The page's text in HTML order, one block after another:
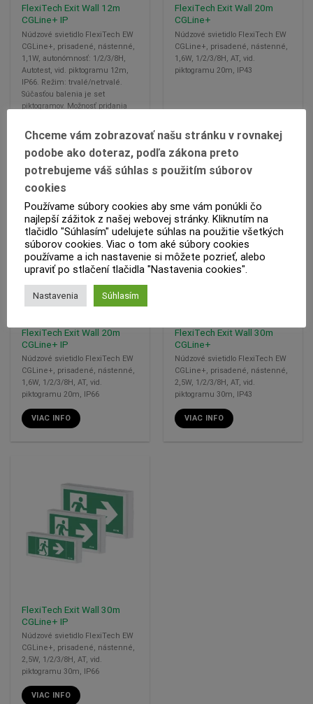
FlexiTech Exit Wall 12m
CGLine+ IP
Núdzové svietidlo FlexiTech EW
CGLine+, prisadené, nástenné,
1,1W, autonómnosť: 1/2/3/8H,
Autotest, vid. piktogramu 12m,
IP66. Režim: trvalé/netrvalé.
Súčasťou balenia je set
piktogramov. Možnosť pridania
VIAC INFO
FlexiTech Exit Wall 20m
CGLine+
Núdzové svietidlo FlexiTech EW
CGLine+, prisadené, nástenné,
1,6W, 1/2/3/8H, AT, vid.
piktogramu 20m, IP43
VIAC INFO
FlexiTech Exit Wall 20m
CGLine+ IP
Núdzové svietidlo FlexiTech EW
CGLine+, prisadené, nástenné,
1,6W, 1/2/3/8H, AT, vid.
piktogramu 20m, IP66
VIAC INFO
FlexiTech Exit Wall 30m
CGLine+
Núdzové svietidlo FlexiTech EW
CGLine+, prisadené, nástenné,
2,5W, 1/2/3/8H, AT, vid.
piktogramu 30m, IP43
VIAC INFO
FlexiTech Exit Wall 30m
CGLine+ IP
Núdzové svietidlo FlexiTech EW
CGLine+, prisadené, nástenné,
2,5W, 1/2/3/8H, AT, vid.
piktogramu 30m, IP66
VIAC INFO
Chceme vám zobrazovať našu stránku v rovnakej
podobe ako doteraz, podľa zákona preto
potrebujeme váš súhlas s použitím súborov
cookies
Používame súbory cookies aby sme vám ponúkli čo
najlepší zážitok z našej webovej stránky. Kliknutím na
tlačidlo "Súhlasím" udelujete súhlas na použitie všetkých
súborov cookies. Viac o tom aké súbory cookies
používame a ich nastavenie si môžete pozrieť, alebo
upraviť po stlačení tlačidla "Nastavenia cookies".
Nastavenia Súhlasím